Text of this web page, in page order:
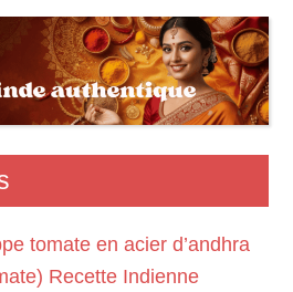
tomate en acier d’andhra
Recette Indienne